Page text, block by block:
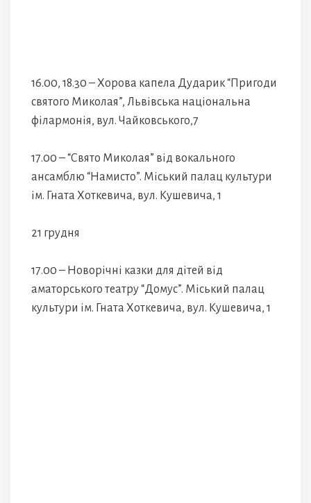
16.00, 18.30 – Хорова капела Дударик “Пригоди
святого Миколая”, Львівська національна
філармонія, вул. Чайковського,7
17.00 – “Свято Миколая” від вокального
ансамблю “Намисто”. Міський палац культури
ім. Гната Хоткевича, вул. Кушевича, 1
21 грудня
17.00 – Новорічні казки для дітей від
аматорського театру “Домус”. Міський палац
культури ім. Гната Хоткевича, вул. Кушевича, 1